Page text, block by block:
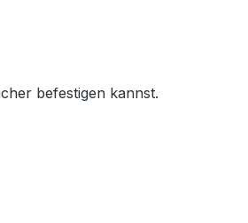
befestigen kannst.